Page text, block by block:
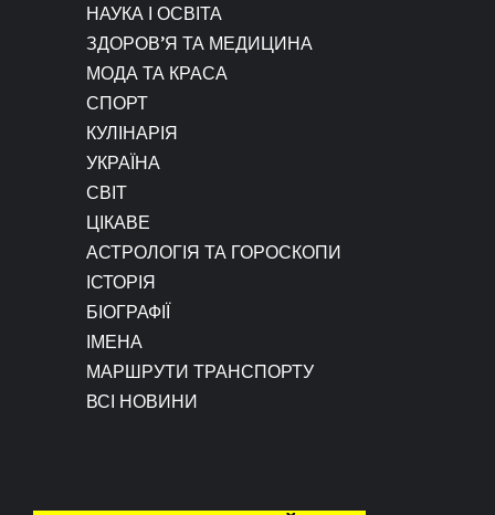
НАУКА І ОСВІТА
ЗДОРОВ’Я ТА МЕДИЦИНА
МОДА ТА КРАСА
СПОРТ
КУЛІНАРІЯ
УКРАЇНА
СВІТ
ЦІКАВЕ
АСТРОЛОГІЯ ТА ГОРОСКОПИ
ІСТОРІЯ
БІОГРАФІЇ
ІМЕНА
МАРШРУТИ ТРАНСПОРТУ
ВСІ НОВИНИ